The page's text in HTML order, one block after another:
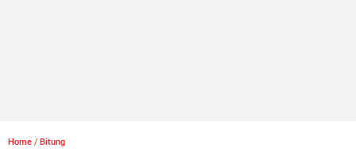
Home / Bitung